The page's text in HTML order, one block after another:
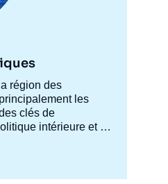
région des
les
clés de
intérieure et la
de la politique
pays ainsi les